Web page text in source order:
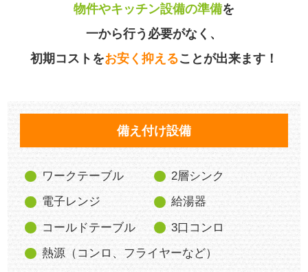
物件やキッチン設備の準備を
一から行う必要がなく、
初期コストをお安く抑えることが出来ます！
備え付け設備
ワークテーブル
2層シンク
電子レンジ
給湯器
コールドテーブル
3口コンロ
熱源（コンロ、フライヤーなど）